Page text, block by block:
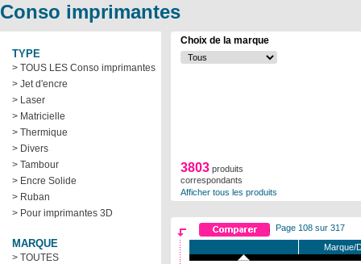
Conso imprimantes
TYPE
> TOUS LES Conso imprimantes
> Jet d'encre
> Laser
> Matricielle
> Thermique
> Divers
> Tambour
> Encre Solide
> Ruban
> Pour imprimantes 3D
MARQUE
> TOUTES
Choix de la marque
3803 produits
correspondants
Afficher tous les produits
Page 108 sur 317
Marque/